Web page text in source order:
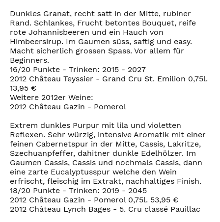
Dunkles Granat, recht satt in der Mitte, rubiner
Rand. Schlankes, Frucht betontes Bouquet, reife
rote Johannisbeeren und ein Hauch von
Himbeersirup. Im Gaumen süss, saftig und easy.
Macht sicherlich grossen Spass. Vor allem für
Beginners.
16/20 Punkte - Trinken: 2015 - 2027
2012 Château Teyssier - Grand Cru St. Emilion 0,75l.
13,95 €
Weitere 2012er Weine:
2012 Château Gazin - Pomerol
Extrem dunkles Purpur mit lila und violetten
Reflexen. Sehr würzig, intensive Aromatik mit einer
feinen Cabernetspur in der Mitte, Cassis, Lakritze,
Szechuanpfeffer, dahitner dunkle Edelhölzer. Im
Gaumen Cassis, Cassis und nochmals Cassis, dann
eine zarte Eucalyptusspur welche den Wein
erfrischt, fleischig im Extrakt, nachhaltiges Finish.
18/20 Punkte - Trinken: 2019 - 2045
2012 Château Gazin - Pomerol 0,75l. 53,95 €
2012 Château Lynch Bages - 5. Cru classé Pauillac